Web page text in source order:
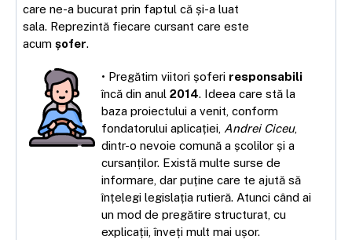
care ne-a bucurat prin faptul că și-a luat
sala. Reprezintă fiecare cursant care este
acum șofer.
• Pregătim viitori șoferi responsabili
încă din anul 2014. Ideea care stă la
baza proiectului a venit, conform
fondatorului aplicației, Andrei Ciceu,
dintr-o nevoie comună a școlilor și a
cursanților. Există multe surse de
informare, dar puține care te ajută să
înțelegi legislația rutieră. Atunci când ai
un mod de pregătire structurat, cu
explicații, înveți mult mai ușor.